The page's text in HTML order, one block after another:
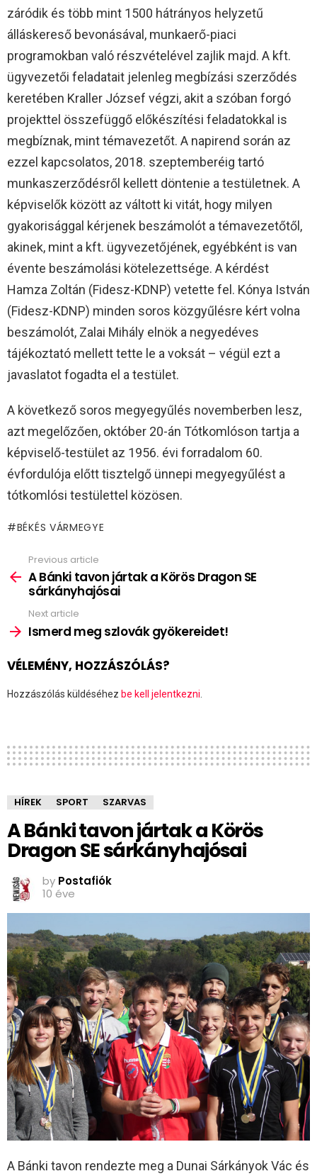
záródik és több mint 1500 hátrányos helyzetű
álláskereső bevonásával, munkaerő-piaci
programokban való részvételével zajlik majd. A kft.
ügyvezetői feladatait jelenleg megbízási szerződés
keretében Kraller József végzi, akit a szóban forgó
projekttel összefüggő előkészítési feladatokkal is
megbíznak, mint témavezetőt. A napirend során az
ezzel kapcsolatos, 2018. szeptemberéig tartó
munkaszerződésről kellett döntenie a testületnek. A
képviselők között az váltott ki vitát, hogy milyen
gyakorisággal kérjenek beszámolót a témavezetőtől,
akinek, mint a kft. ügyvezetőjének, egyébként is van
évente beszámolási kötelezettsége. A kérdést
Hamza Zoltán (Fidesz-KDNP) vetette fel. Kónya István
(Fidesz-KDNP) minden soros közgyűlésre kért volna
beszámolót, Zalai Mihály elnök a negyedéves
tájékoztató mellett tette le a voksát – végül ezt a
javaslatot fogadta el a testület.
A következő soros megyegyűlés novemberben lesz,
azt megelőzően, október 20-án Tótkomlóson tartja a
képviselő-testület az 1956. évi forradalom 60.
évfordulója előtt tisztelgő ünnepi megyegyűlést a
tótkomlósi testülettel közösen.
BÉKÉS VÁRMEGYE
more
Previous article
A Bánki tavon jártak a Körös Dragon SE
sárkányhajósai
Next article
Ismerd meg szlovák gyökereidet!
VÉLEMÉNY, HOZZÁSZÓLÁS?
Hozzászólás küldéséhez be kell jelentkezni
HÍREK SPORT SZARVAS
A Bánki tavon jártak a Körös
Dragon SE sárkányhajósai
by Postafiók
10 éve
A Bánki tavon rendezte meg a Dunai Sárkányok Vác és